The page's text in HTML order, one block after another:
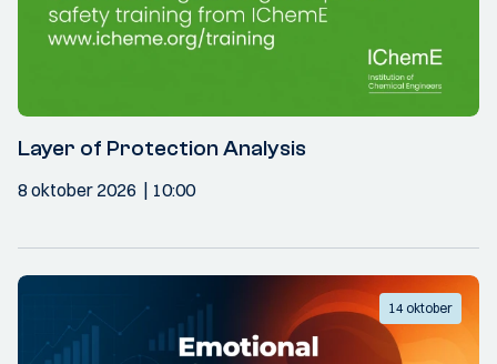
Layer of Protection Analysis
8 oktober 2026 10:00
14 oktober